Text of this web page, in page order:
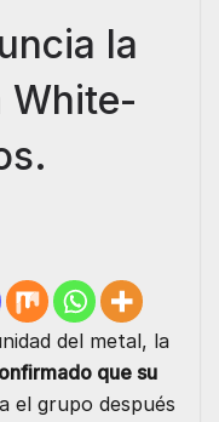
la
White-
del metal, la
que su
el grupo después